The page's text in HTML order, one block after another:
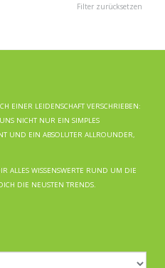
Filter zurücksetzen
EINER LEIDENSCHAFT VERSCHRIEBEN:
NICHT NUR EIN SIMPLES
UND EIN ABSOLUTER ALLROUNDER,
ALLES WISSENSWERTE RUND UM DIE
DIE NEUSTEN TRENDS.